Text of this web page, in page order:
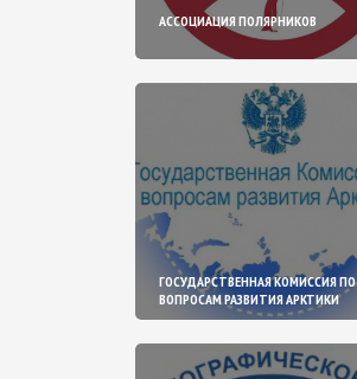
АССОЦИАЦИЯ ПОЛЯРНИКОВ
ГОСУДАРСТВЕННАЯ КОМИССИЯ ПО
ВОПРОСАМ РАЗВИТИЯ АРКТИКИ